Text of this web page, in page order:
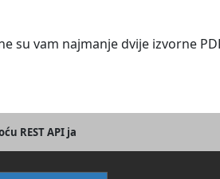
su vam najmanje dvije izvorne
REST API ja